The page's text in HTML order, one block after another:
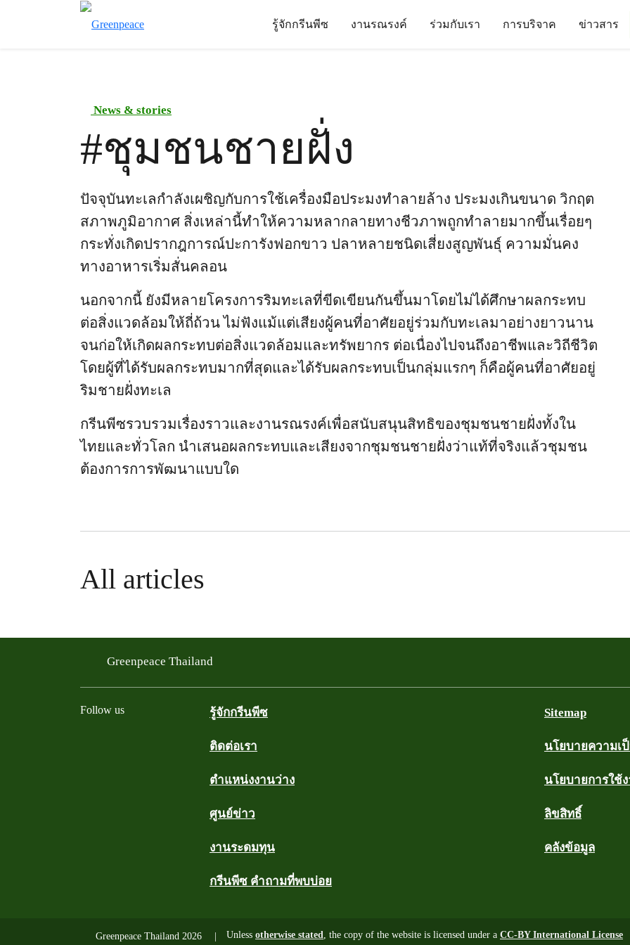
รู้จักกรีนพีซ งานรณรงค์ ร่วมกับเรา การบริจาค ข่าวสาร
News & stories
#ชุมชนชายฝั่ง
ปัจจุบันทะเลกำลังเผชิญกับการใช้เครื่องมือประมงทำลายล้าง ประมงเกินขนาด วิกฤต
สภาพภูมิอากาศ สิ่งเหล่านี้ทำให้ความหลากลายทางชีวภาพถูกทำลายมากขึ้นเรื่อยๆ
กระทั่งเกิดปรากฎการณ์ปะการังฟอกขาว ปลาหลายชนิดเสี่ยงสูญพันธ์ุ ความมั่นคง
ทางอาหารเริ่มสั่นคลอน
นอกจากนี้ ยังมีหลายโครงการริมทะเลที่ขีดเขียนกันขึ้นมาโดยไม่ได้ศึกษาผลกระทบ
ต่อสิ่งแวดล้อมให้ถี่ถ้วน ไม่ฟังแม้แต่เสียงผู้คนที่อาศัยอยู่ร่วมกับทะเลมาอย่างยาวนาน
จนก่อให้เกิดผลกระทบต่อสิ่งแวดล้อมและทรัพยากร ต่อเนื่องไปจนถึงอาชีพและวิถีชีวิต
โดยผู้ที่ได้รับผลกระทบมากที่สุดและได้รับผลกระทบเป็นกลุ่มแรกๆ ก็คือผู้คนที่อาศัยอยู่
ริมชายฝั่งทะเล
กรีนพีซรวบรวมเรื่องราวและงานรณรงค์เพื่อสนับสนุนสิทธิของชุมชนชายฝั่งทั้งใน
ไทยและทั่วโลก นำเสนอผลกระทบและเสียงจากชุมชนชายฝั่งว่าแท้ที่จริงแล้วชุมชน
ต้องการการพัฒนาแบบใด
All articles
Greenpeace Thailand
Follow us รู้จักกรีนพีซ
ติดต่อเรา
ตำแหน่งงานว่าง
ศูนย์ข่าว
งานระดมทุน
กรีนพีซ คำถามที่พบบ่อย
Sitemap
นโยบายความเ
นโยบายการใช้
ลิขสิทธิ์
คลังข้อมูล
Greenpeace Thailand 2026 Unless otherwise stated, the copy of the website is licensed under a CC-BY International License